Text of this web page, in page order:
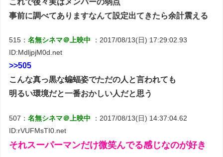
これで後々実はメンバーの弱点
事前に調べてありますなんて設定出てきたら余計震える
515：名無シネマ＠上映中
：2017/08/13(日) 17:29:02.93
ID:MdljpjM0d.net
>>505
こんな真っ黒な蝙蝠姿でただの人と言われても
明るい環境だと一番おかしい人だと思う
507：名無シネマ＠上映中
：2017/08/13(日) 14:37:04.62
ID:rVUFMsTI0.net
それスーパーマンだけ微笑んでる感じなのが好き